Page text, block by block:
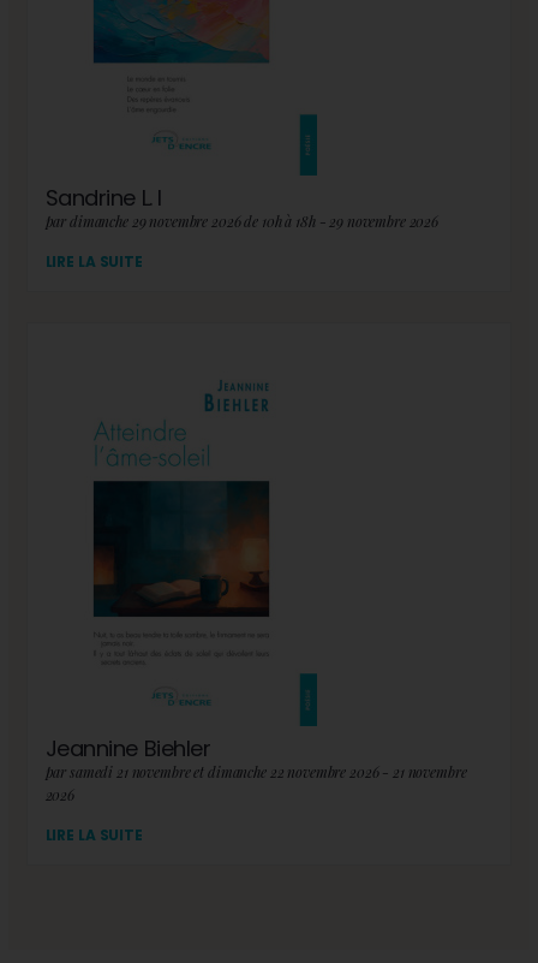
Sandrine L. I
par dimanche 29 novembre 2026 de 10h à 18h - 29 novembre 2026
LIRE LA SUITE
Jeannine Biehler
par samedi 21 novembre et dimanche 22 novembre 2026 - 21 novembre
2026
LIRE LA SUITE